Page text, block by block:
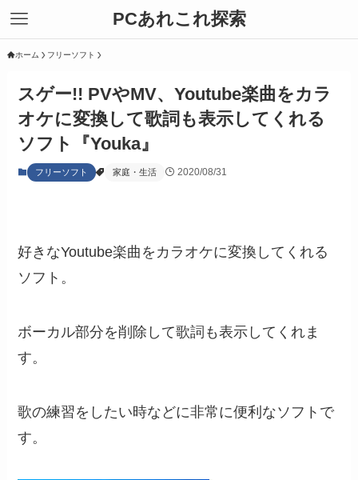
PCあれこれ探索
ホーム フリーソフト
スゲー!! PVやMV、Youtube楽曲をカラ
オケに変換して歌詞も表示してくれる
ソフト『Youka』
フリーソフト 家庭・生活 2020/08/31
好きなYoutube楽曲をカラオケに変換してくれる
ソフト。
ボーカル部分を削除して歌詞も表示してくれま
す。
歌の練習をしたい時などに非常に便利なソフトで
す。